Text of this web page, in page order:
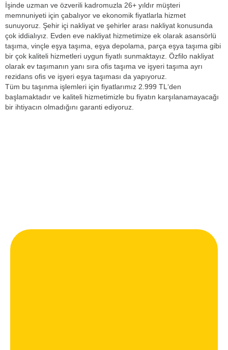
İşinde uzman ve özverili kadromuzla 26+ yıldır müşteri
memnuniyeti için çabalıyor ve ekonomik fiyatlarla hizmet
sunuyoruz. Şehir içi nakliyat ve şehirler arası nakliyat konusunda
çok iddialıyız. Evden eve nakliyat hizmetimize ek olarak asansörlü
taşıma, vinçle eşya taşıma, eşya depolama, parça eşya taşıma gibi
bir çok kaliteli hizmetleri uygun fiyatlı sunmaktayız. Özfilo nakliyat
olarak ev taşımanın yanı sıra ofis taşıma ve işyeri taşıma ayrı
rezidans ofis ve işyeri eşya taşıması da yapıyoruz.
Tüm bu taşınma işlemleri için fiyatlarımız 2.999 TL‘den
başlamaktadır ve kaliteli hizmetimizle bu fiyatın karşılanamayacağı
bir ihtiyacın olmadığını garanti ediyoruz.